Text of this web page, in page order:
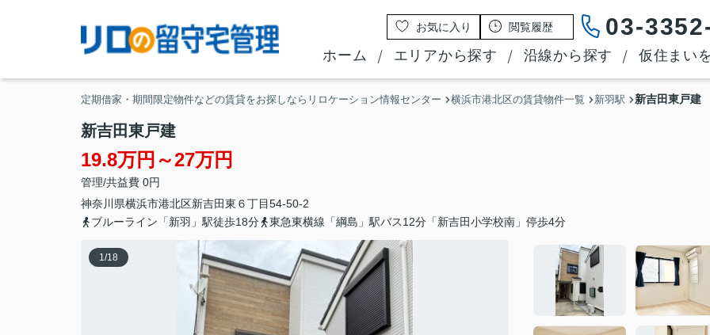
お気に入り 閲覧履歴 03-
ホーム エリアから探す 沿線から探す 仮住まい
定期借家・期間限定物件などの賃貸をお探しならリロケーション情報センター 横浜市港北区の賃貸物件一覧 新羽駅 新吉田東戸建
新吉田東戸建
19.8万円～27万円
管理/共益費 0円
神奈川県横浜市港北区新吉田東 ６丁目54-50-2
ブルーライン「新羽」駅徒歩18分
東急東横線「綱島」駅バス12分「新吉田小学校南」停歩4分
1/18